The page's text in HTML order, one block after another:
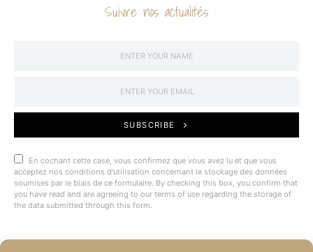
Suivre nos actualités
SUBSCRIBE
En cochant cette case, vous confirmez que vous avez lu et que vous
acceptez nos conditions d'utilisation concernant le stockage des données
soumises par le biais de ce formulaire. By checking this box, you confirm that
you have read and are agreeing to our terms of use regarding the storage of
the data submitted through this form.